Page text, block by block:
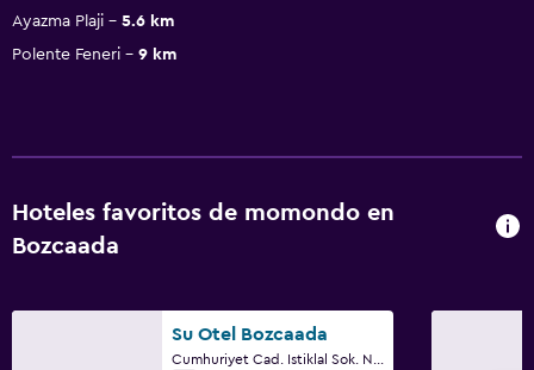
Ayazma Plaji
5.6 km
Polente Feneri
9 km
Hoteles favoritos de momondo en
Bozcaada
Su Otel Bozcaada